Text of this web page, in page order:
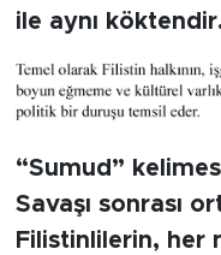
ile aynı
“Sumud”
Savaşı sonrası
Filistinlilerin, her
YAŞAM
TARİHTEN
KADIN